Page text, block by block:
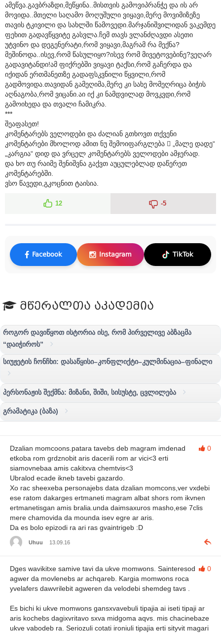
ამეწვა.გავბრაზდი,მეწყინა..მისთვის გამოვიპრანჭე და ის არ
მოვიდა..მთელი საღამო მოღუშული ვიყავი,მერე მოვიმიზეზე
თავის ტკივილი და სახლში წამოვედი.მარჯანიშვილიდან ვაკემდე
ფეხით გადავწყვიტე გასვლა.ჩემ თავს ვლანძღავდი ასეთი
უტვინო და დეგენერატი,რომ ვიყავი,მაგრამ რა მექნა?
მეშინოდა..ისევ,რომ წასულიყო?ისევ რომ მივეტოვებინე?ვეღარ
გადავიტანდი!ამ ფიქრებში ვიყავი ტაქსი,რომ გაჩერდა და
იქიდან ერთმანეთზე გადაფსკვნილი წყვილი,რომ
გადმოვიდა.თავიდან გამეღიმა,მერე კი სახე მომეღრიცა ბიჭის
აღნაგობა,რომ ვიცანი.აი იქ კი ნამდვილად მოვკვდი,რომ
გამოიხედა და თვალი ჩამიკრა.
***
შეაფასეთ!
კომენტარებს ველოდები და ძალიან გთხოვთ თქვენი
კომენტარები მხოლოდ ამით ნუ შემოიფარგლება  „მალე დადე“
„კარგია“ დიდ და ვრცელ კომენტარებს ველოდები ამჯერად.
და ხო თუ რაიმე შენიშვნა გაქვთ აუცულებლად დაწერეთ
კომენტარებში.
ვსო წავედი,გკოცნით ტაისია.
12 -5
Facebook Instagram TikTok
მწერალთა აკადემია
როგორ დავიწყოთ ისტორია ისე, რომ პირველივე აბზაცმა
“დაიჭიროს”
სიუჟეტის ჩონჩხი: დასაწყისი–კონფლიქტი–კულმინაცია–ფინალი
პერსონაჟის შექმნა: მიზანი, შიში, სისუსტე, ცვლილება
გრამატიკა (ბაზა)
0
Dzalian momcoons.patara tavebs deb magram imdenad
etkoba rom grdznobit aris dacerili rom ar vici<3 erti
siamovnebaa amis cakitxva chemtvis<3
Ubralod ecade ikneb tavebi gazardo.
Xo rac sheexeba personajebs data dzalian momcons,ver vxdebi
ese ratom dakarges ertmaneti magram albat shors rom ikvnen
ertmanetisgan amis bralia.unda daimsaxuros masho,ese 7clis
mere chamovida da mounda isev egre ar aris.
Da es bolo epizodi ra ari ras gvaintrigeb :D
Uhuu 13.09.16
0
Dges wavikitxe samive tavi da ukve momwons. Sainteresod
agwer da movlenebs ar achqareb. Kargia momwons roca
yvelafers dawvrilebit agweren da velodebi shemdeg tavs .
Es bichi ki ukve momwons gansxvavebuli tipajia ai iseti tipaji ar
aris kochebs dagixvritavo sxva midgoma aqvs. mis chacinebaze
ukve vabodeb ra. Seriozuli cotati ironiuli tipajia erti sityvit magari